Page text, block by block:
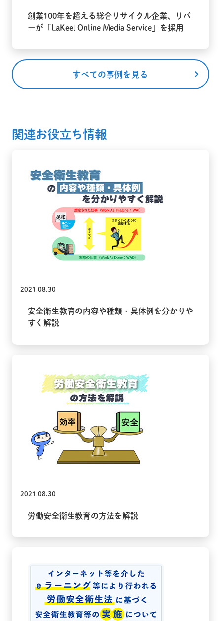
創業100年を超える総合リサイクル企業、リバ
ーが「LaKeel Online Media Service」を採用
すべての事例を見る
関連お役立ち情報
2021.08.30
安全衛生教育の内容や種類・具体例を分かりや
すく解説
2021.08.30
労働安全衛生教育の方法を解説